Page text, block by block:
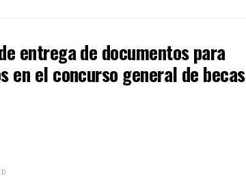
entrega de documentos para
en el concurso general de becas